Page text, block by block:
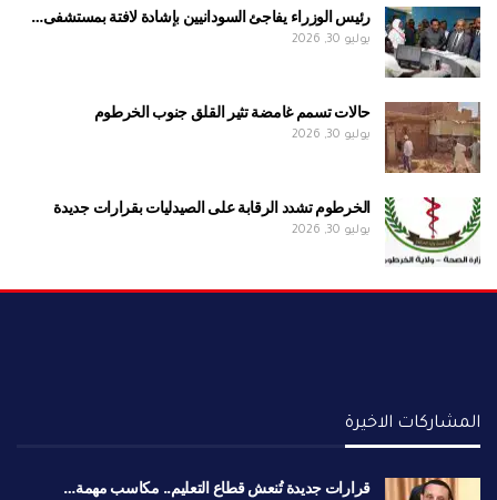
رئيس الوزراء يفاجئ السودانيين بإشادة لافتة بمستشفى…
يوليو 30, 2026
حالات تسمم غامضة تثير القلق جنوب الخرطوم
يوليو 30, 2026
الخرطوم تشدد الرقابة على الصيدليات بقرارات جديدة
يوليو 30, 2026
المشاركات الاخيرة
قرارات جديدة تُنعش قطاع التعليم.. مكاسب مهمة…